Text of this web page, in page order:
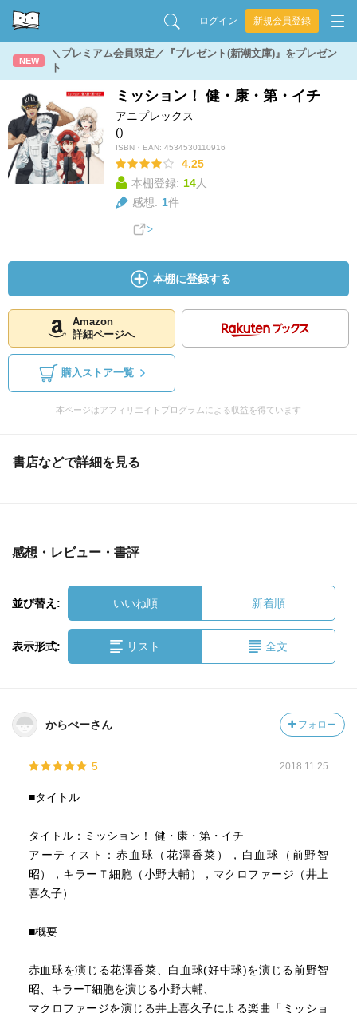
ログイン 新規会員登録
NEW
＼プレミアム会員限定／『プレゼント(新潮文庫)』をプレゼン
ト
ミッション！ 健・康・第・イチ
アニプレックス
()
ISBN・EAN: 4534530110916
4.25
本棚登録: 14人
感想: 1件
本棚に登録する
Amazon
詳細ページへ
購入ストア一覧
本ページはアフィリエイトプログラムによる収益を得ています
書店などで詳細を見る
感想・レビュー・書評
並び替え: いいね順 新着順
表示形式: リスト 全文
からべーさん フォロー
5 2018.11.25
■タイトル
タイトル：ミッション！ 健・康・第・イチ
アーティスト：赤血球（花澤香菜），白血球（前野智
昭），キラーＴ細胞（小野大輔），マクロファージ（井上
喜久子）
■概要
赤血球を演じる花澤香菜、白血球(好中球)を演じる前野智
昭、キラーT細胞を演じる小野大輔、
マクロファージを演じる井上喜久子による楽曲「ミッショ